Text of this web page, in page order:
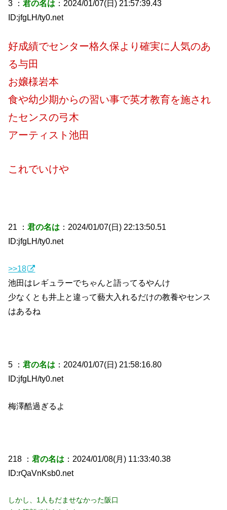
3 ：君の名は ：2024/01/07(日) 21:57:39.43
ID:jfgLH/ty0.net
好成績でセンター格久保より確実に人気のあ
る与田
お嬢様岩本
食や幼少期からの習い事で英才教育を施され
たセンスの弓木
アーティスト池田
これでいけや
21 ：君の名は ：2024/01/07(日) 22:13:50.51
ID:jfgLH/ty0.net
>>18
池田はレギュラーでちゃんと語ってるやんけ
少なくとも井上と違って藝大入れるだけの教養やセンス
はあるね
5 ：君の名は ：2024/01/07(日) 21:58:16.80
ID:jfgLH/ty0.net
梅澤酷過ぎるよ
218 ：君の名は ：2024/01/08(月) 11:33:40.38
ID:rQaVnKsb0.net
しかし、1人もだませなかった阪口